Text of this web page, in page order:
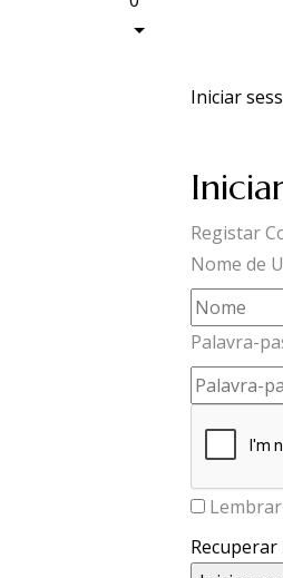
Iniciar
Registar
Nome de
Palavra-
Recuperar